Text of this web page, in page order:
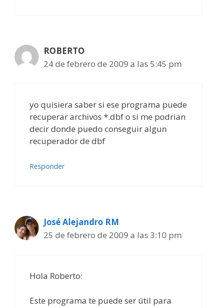
ROBERTO
24 de febrero de 2009 a las 5:45 pm
yo quisiera saber si ese programa puede
recuperar archivos *.dbf o si me podrian
decir donde puedo conseguir algun
recuperador de dbf
Responder
José Alejandro RM
25 de febrero de 2009 a las 3:10 pm
Hola Roberto:
Este programa te puede ser útil para